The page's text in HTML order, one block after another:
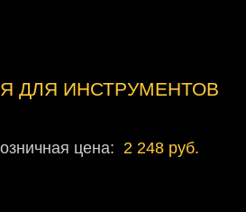
ДЛЯ ИНСТРУМЕНТОВ
цена: 2 248 руб.